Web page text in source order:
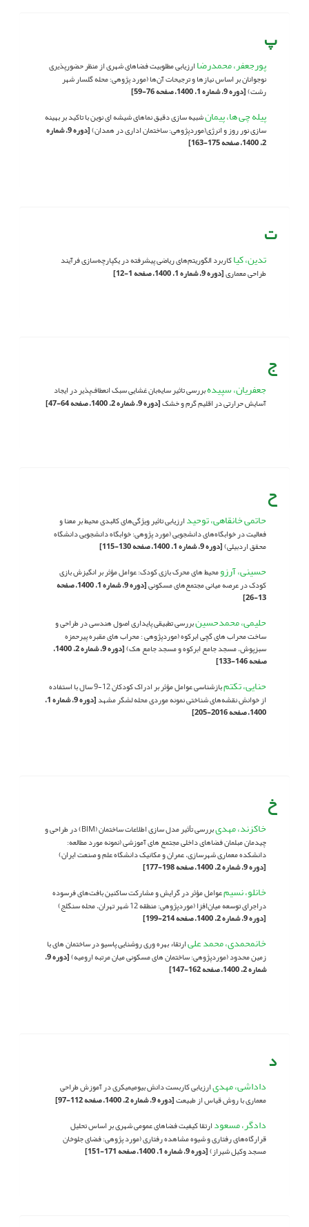
پ
پورجعفر، محمدرضاارزیابی مطلوبیت فضاهای شهری از منظر حضورپذیری
نوجوانان بر اساس نیازها و ترجیحات آن‌ها (مورد پژوهی: محله گلسار شهر
رشت)[دوره 9، شماره 1، 1400، صفحه 76-59]
پیله چی ها، پیمانشبیه سازی دقیق نماهای شیشه ای نوین با تاکید بر بهینه
سازی نور روز و انرژی(موردپژوهی: ساختمان اداری در همدان)
[دوره 9، شماره
2، 1400، صفحه 175-163]
ت
تدین، کیاکاربرد الگوریتم‌های ریاضی پیشرفته در یکپارچه‌سازی فرآیند
طراحی معماری[دوره 9، شماره 1، 1400، صفحه 1-12]
ج
جعفریان، سپیدهبررسی تاثیر سایه‌بان غشایی سبک انعطاف‌پذیر در ایجاد
آسایش حرارتی در اقلیم گرم و خشک[دوره 9، شماره 2، 1400، صفحه 64-47]
ح
حاتمی خانقاهی، توحیدارزیابی تاثیر ویژگی‌های کالبدی محیط بر معنا و
فعالیت در خوابگاه‌های دانشجویی (مورد پژوهی: خوابگاه دانشجویی دانشگاه
محقق اردبیلی)[دوره 9، شماره 1، 1400، صفحه 130-115]
حسینی، آرزومحیط های محرک بازی کودک: عوامل مؤثر بر انگیزش بازی
کودک در عرصه میانی مجتمع‌های‌ مسکونی
[دوره 9، شماره 1، 1400، صفحه
13-26]
حلیمی، محمدحسینبررسی تطبیقی پایداری اصول هندسی در طراحی و
ساخت محراب های گچی ابرکوه (موردپژوهی : محراب های مقبره پیرحمزه
سبزپوش، مسجد جامع ابرکوه و مسجد جامع هک)
[دوره 9، شماره 2، 1400،
صفحه 146-133]
حنایی، تکتم
بازشناسی عوامل مؤثر بر ادراک کودکان 12-9 سال با استفاده
از خوانش نقشه‌های شناختی نمونه موردی محله لشگر مشهد
[دوره 9، شماره 1،
1400، صفحه 2016-205]
خ
خاکزند، مهدی
بررسی تأثیر مدل سازی اطلاعات ساختمان (BIM) در طراحی و
چیدمان مبلمان فضاهای داخلی مجتمع های آموزشی (نمونه مورد مطالعه:
دانشکده معماری شهرسازی، عمران و مکانیک دانشگاه علم و صنعت ایران)
[دوره 9، شماره 2، 1400، صفحه 198-177]
خانلو، نسیمعوامل مؤثر در گرایش و مشارکت ساکنین بافت‌های فرسوده
دراجرای توسعه میان‌افزا (موردپژوهی: منطقه 12 شهر تهران، محله سنگلج)
[دوره 9، شماره 2، 1400، صفحه 214-199]
خانمحمدی، محمد علیارتقاء بهره وری روشنایی پاسیو در ساختمان های با
زمین محدود (موردپژوهی: ساختمان های مسکونی میان مرتبه ارومیه)
[دوره 9،
شماره 2، 1400، صفحه 162-147]
د
داداشی، مهدیارزیابی کاربست دانش بیومیمیکری در آموزش طراحی
معماری با روش قیاس از طبیعت[دوره 9، شماره 2، 1400، صفحه 112-97]
دادگر، مسعودارتقا کیفیت فضاهای عمومی شهری بر اساس تحلیل
قرارگاه‌های رفتاری و شیوه مشاهده رفتاری (مورد پژوهی: فضای جلوخان
مسجد وکیل شیراز)[دوره 9، شماره 1، 1400، صفحه 171-151]